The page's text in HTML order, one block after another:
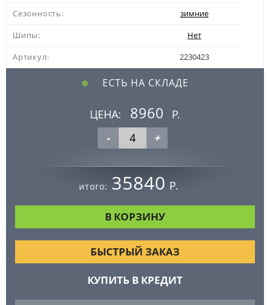
Сезонность:
зимние
Шипы:
Нет
Артикул:
2230423
ЕСТЬ НА СКЛАДЕ
ЦЕНА: 8960
Р.
-
+
итого: 35840 Р.
БЫСТРЫЙ ЗАКАЗ
КУПИТЬ В КРЕДИТ